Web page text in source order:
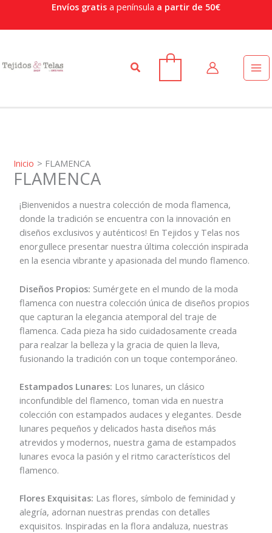
Envíos gratis a península a partir de 50€
Buscar
Inicio FLAMENCA
FLAMENCA
¡Bienvenidos a nuestra colección de moda flamenca,
donde la tradición se encuentra con la innovación en
diseños exclusivos y auténticos! En Tejidos y Telas nos
enorgullece presentar nuestra última colección inspirada
en la esencia vibrante y apasionada del mundo flamenco.
Diseños Propios: Sumérgete en el mundo de la moda
flamenca con nuestra colección única de diseños propios
que capturan la elegancia atemporal del traje de
flamenca. Cada pieza ha sido cuidadosamente creada
para realzar la belleza y la gracia de quien la lleva,
fusionando la tradición con un toque contemporáneo.
Estampados Lunares: Los lunares, un clásico
inconfundible del flamenco, toman vida en nuestra
colección con estampados audaces y elegantes. Desde
lunares pequeños y delicados hasta diseños más
atrevidos y modernos, nuestra gama de estampados
lunares evoca la pasión y el ritmo característicos del
flamenco.
Flores Exquisitas: Las flores, símbolo de feminidad y
alegría, adornan nuestras prendas con detalles
exquisitos. Inspiradas en la flora andaluza, nuestras